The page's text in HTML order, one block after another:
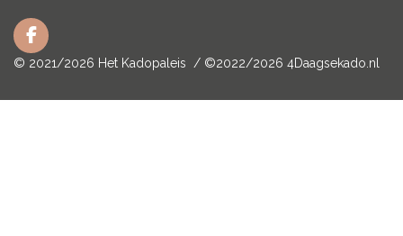
F
a
© 2021/2026 Het Kadopaleis / ©2022/2026 4Daagsekado.nl